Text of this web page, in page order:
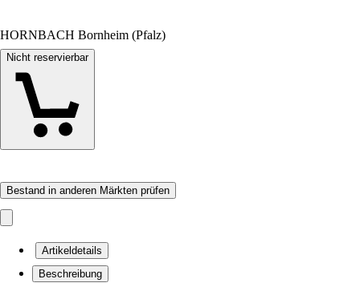
HORNBACH Bornheim (Pfalz)
Nicht reservierbar
Bestand in anderen Märkten prüfen
Artikeldetails
Beschreibung